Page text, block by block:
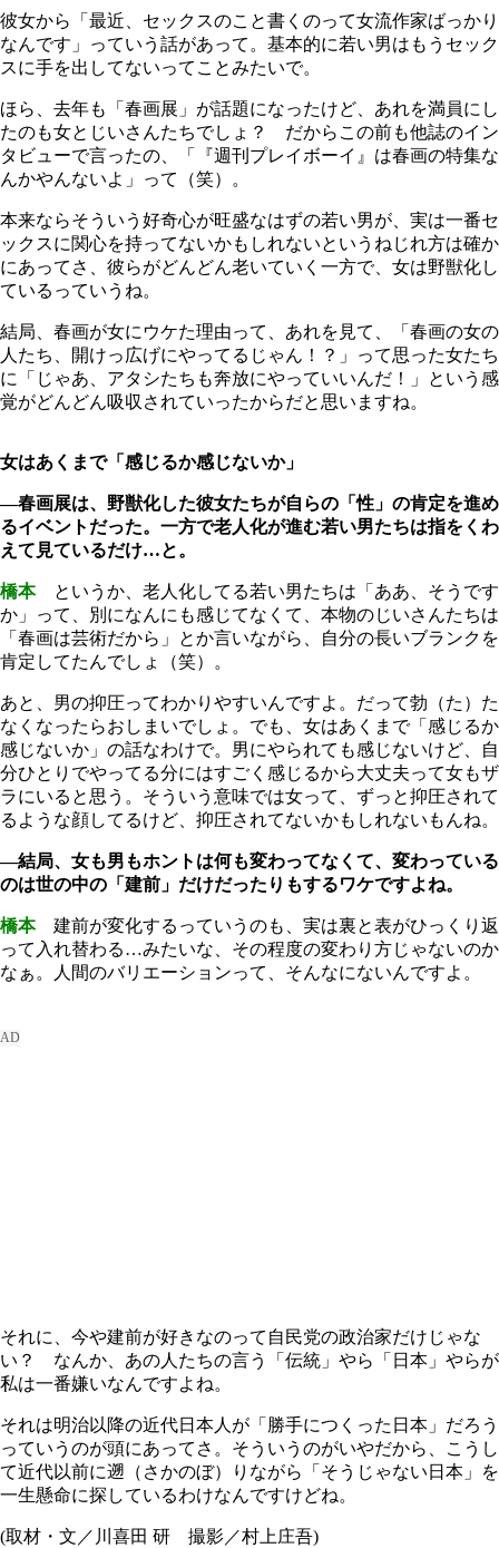
彼女から「最近、セックスのこと書くのって女流作家ばっかり
なんです」っていう話があって。基本的に若い男はもうセック
スに手を出してないってことみたいで。
ほら、去年も「春画展」が話題になったけど、あれを満員にし
たのも女とじいさんたちでしょ？ だからこの前も他誌のイン
タビューで言ったの、「『週刊プレイボーイ』は春画の特集な
んかやんないよ」って（笑）。
本来ならそういう好奇心が旺盛なはずの若い男が、実は一番セ
ックスに関心を持ってないかもしれないというねじれ方は確か
にあってさ、彼らがどんどん老いていく一方で、女は野獣化し
ているっていうね。
結局、春画が女にウケた理由って、あれを見て、「春画の女の
人たち、開けっ広げにやってるじゃん！？」って思った女たち
に「じゃあ、アタシたちも奔放にやっていいんだ！」という感
覚がどんどん吸収されていったからだと思いますね。
女はあくまで「感じるか感じないか」
―春画展は、野獣化した彼女たちが自らの「性」の肯定を進め
るイベントだった。一方で老人化が進む若い男たちは指をくわ
えて見ているだけ…と。
橋本というか、老人化してる若い男たちは「ああ、そうです
か」って、別になんにも感じてなくて、本物のじいさんたちは
「春画は芸術だから」とか言いながら、自分の長いブランクを
肯定してたんでしょ（笑）。
あと、男の抑圧ってわかりやすいんですよ。だって勃（た）た
なくなったらおしまいでしょ。でも、女はあくまで「感じるか
感じないか」の話なわけで。男にやられても感じないけど、自
分ひとりでやってる分にはすごく感じるから大丈夫って女もザ
ラにいると思う。そういう意味では女って、ずっと抑圧されて
るような顔してるけど、抑圧されてないかもしれないもんね。
―結局、女も男もホントは何も変わってなくて、変わっている
のは世の中の「建前」だけだったりもするワケですよね。
橋本建前が変化するっていうのも、実は裏と表がひっくり返
って入れ替わる…みたいな、その程度の変わり方じゃないのか
なぁ。人間のバリエーションって、そんなにないんですよ。
それに、今や建前が好きなのって自民党の政治家だけじゃな
い？ なんか、あの人たちの言う「伝統」やら「日本」やらが
私は一番嫌いなんですよね。
それは明治以降の近代日本人が「勝手につくった日本」だろう
っていうのが頭にあってさ。そういうのがいやだから、こうし
て近代以前に遡（さかのぼ）りながら「そうじゃない日本」を
一生懸命に探しているわけなんですけどね。
(取材・文／川喜田 研 撮影／村上庄吾)